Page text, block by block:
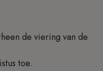
de viering van de
toe.